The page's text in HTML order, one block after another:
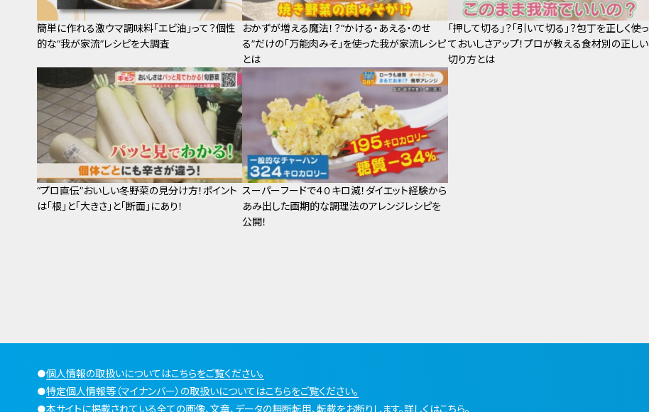
簡単に作れる激ウマ調味料「エビ油」って？個性
的な“我が家流”レシピを大調査
おかずが増える魔法！？“かける・あえる・のせ
る”だけの「万能肉みそ」を使った我が家流レシピ
とは
「押して切る」？「引いて切る」？包丁を正しく使っ
ておいしさアップ！プロが教える食材別の正しい
切り方とは
“プロ直伝”おいしい冬野菜の見分け方！ポイント
は「根」と「大きさ」と「断面」にあり！
スーパーフードで４０キロ減！ダイエット経験から
あみ出した画期的な調理法のアレンジレシピを
公開！
●個人情報の取扱いについてはこちらをご覧ください。
●特定個人情報等（マイナンバー）の取扱いについてはこちらをご覧ください。
●本サイトに掲載されている全ての画像、文章、データの無断転用、転載をお断りします。詳しくはこちら。